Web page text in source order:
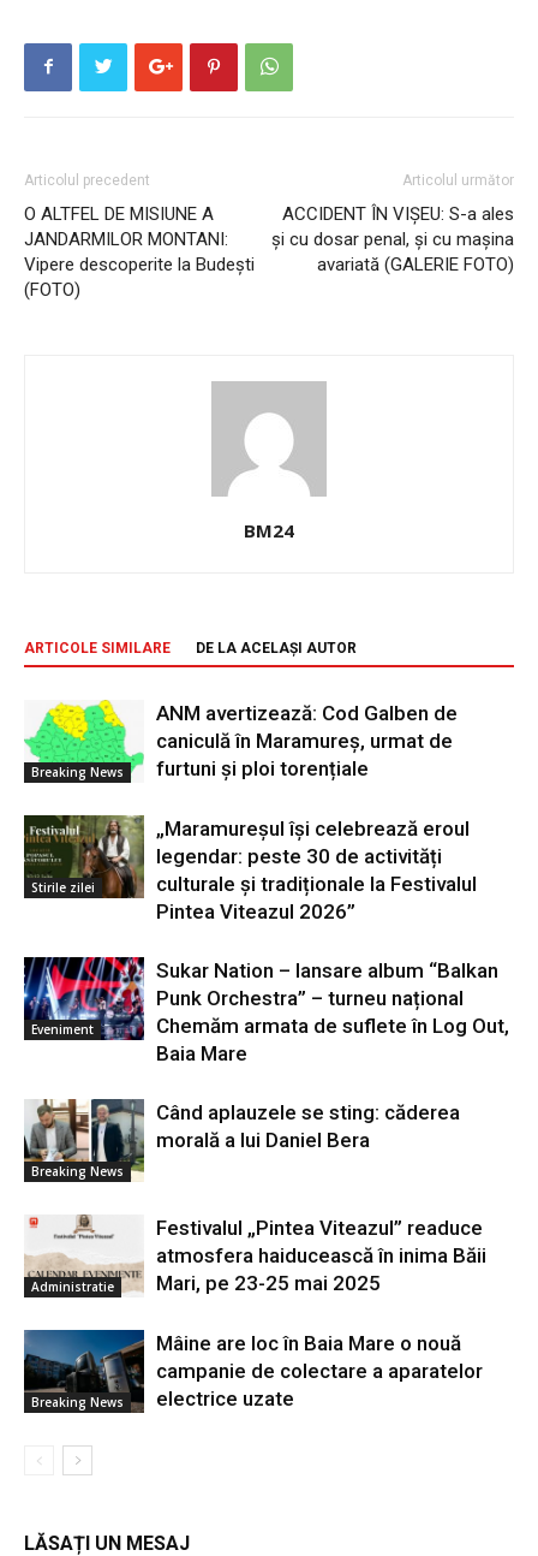
Articolul precedent
O ALTFEL DE MISIUNE A
JANDARMILOR MONTANI:
Vipere descoperite la Budești
(FOTO)
Articolul următor
ACCIDENT ÎN VIȘEU: S-a ales
și cu dosar penal, și cu mașina
avariată (GALERIE FOTO)
BM24
ARTICOLE SIMILARE DE LA ACELAȘI AUTOR
Breaking News
ANM avertizează: Cod Galben de
caniculă în Maramureș, urmat de
furtuni și ploi torențiale
Stirile zilei
„Maramureșul își celebrează eroul
legendar: peste 30 de activități
culturale și tradiționale la Festivalul
Pintea Viteazul 2026”
Eveniment
Sukar Nation – lansare album “Balkan
Punk Orchestra” – turneu național
Chemăm armata de suflete în Log Out,
Baia Mare
Breaking News
Când aplauzele se sting: căderea
morală a lui Daniel Bera
Administratie
Festivalul „Pintea Viteazul” readuce
atmosfera haiducească în inima Băii
Mari, pe 23-25 mai 2025
Breaking News
Mâine are loc în Baia Mare o nouă
campanie de colectare a aparatelor
electrice uzate
LĂSAȚI UN MESAJ